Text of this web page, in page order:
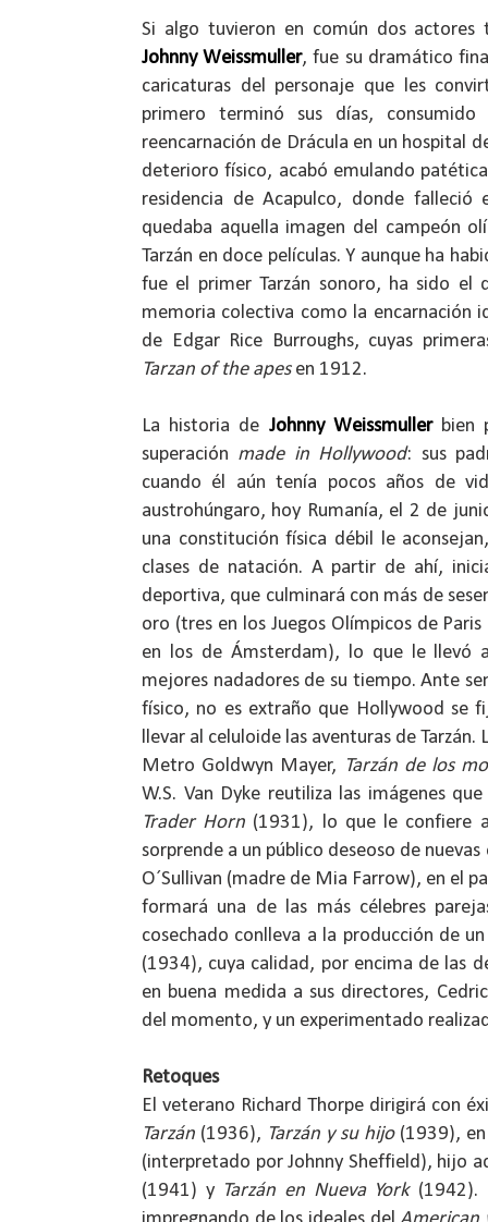
Si algo tuvieron en común dos
Johnny Weissmuller, fue su dramático
caricaturas del personaje que les
primero terminó sus días,
reencarnación de Drácula en un hospital
deterioro físico, acabó emulando
residencia de Acapulco, donde
quedaba aquella imagen del campeón
Tarzán en doce películas. Y aunque ha
fue el primer Tarzán sonoro, ha sido el
memoria colectiva como la encarnación
de Edgar Rice Burroughs, cuyas
Tarzan of the apesen 1912.
La historia de Johnny Weissmullerbien
superación made in Hollywood: sus
cuando él aún tenía pocos años de
austrohúngaro, hoy Rumanía, el 2 de
una constitución física débil le
clases de natación. A partir de ahí,
deportiva, que culminará con más de
oro (tres en los Juegos Olímpicos de
en los de Ámsterdam), lo que le llevó
mejores nadadores de su tiempo. Ante
físico, no es extraño que Hollywood se
llevar al celuloide las aventuras de
Metro Goldwyn Mayer, Tarzán de los
W.S. Van Dyke reutiliza las imágenes
Trader Horn (1931), lo que le confiere
sorprende a un público deseoso de
O´Sullivan (madre de Mia Farrow), en el
formará una de las más célebres
cosechado conlleva a la producción de
(1934), cuya calidad, por encima de las
en buena medida a sus directores,
del momento, y un experimentado
Retoques
El veterano Richard Thorpe dirigirá con
Tarzán (1936), Tarzán y su hijo(1939), en
(interpretado por Johnny Sheffield), hijo
(1941) y Tarzán en Nueva York(1942).